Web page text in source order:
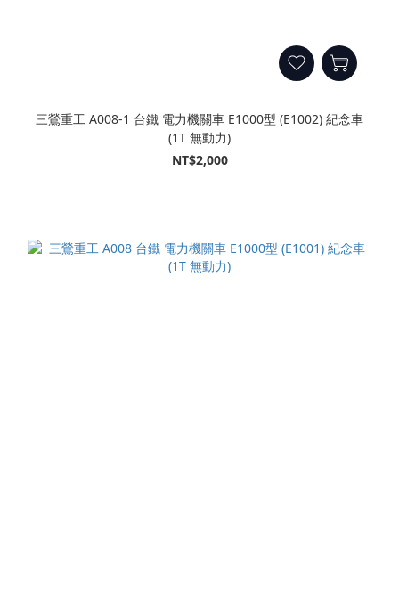
三鶯重工 A008-1 台鐵 電力機關車 E1000型 (E1002) 紀念車
(1T 無動力)
NT$2,000